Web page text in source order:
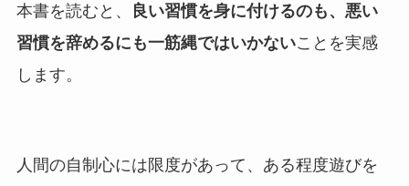
本書を読むと、
良い習慣を身に付けるのも、悪い
習慣を辞めるにも一筋縄ではいかないことを実感
します。
人間の自制心には限度があって、ある程度遊びを